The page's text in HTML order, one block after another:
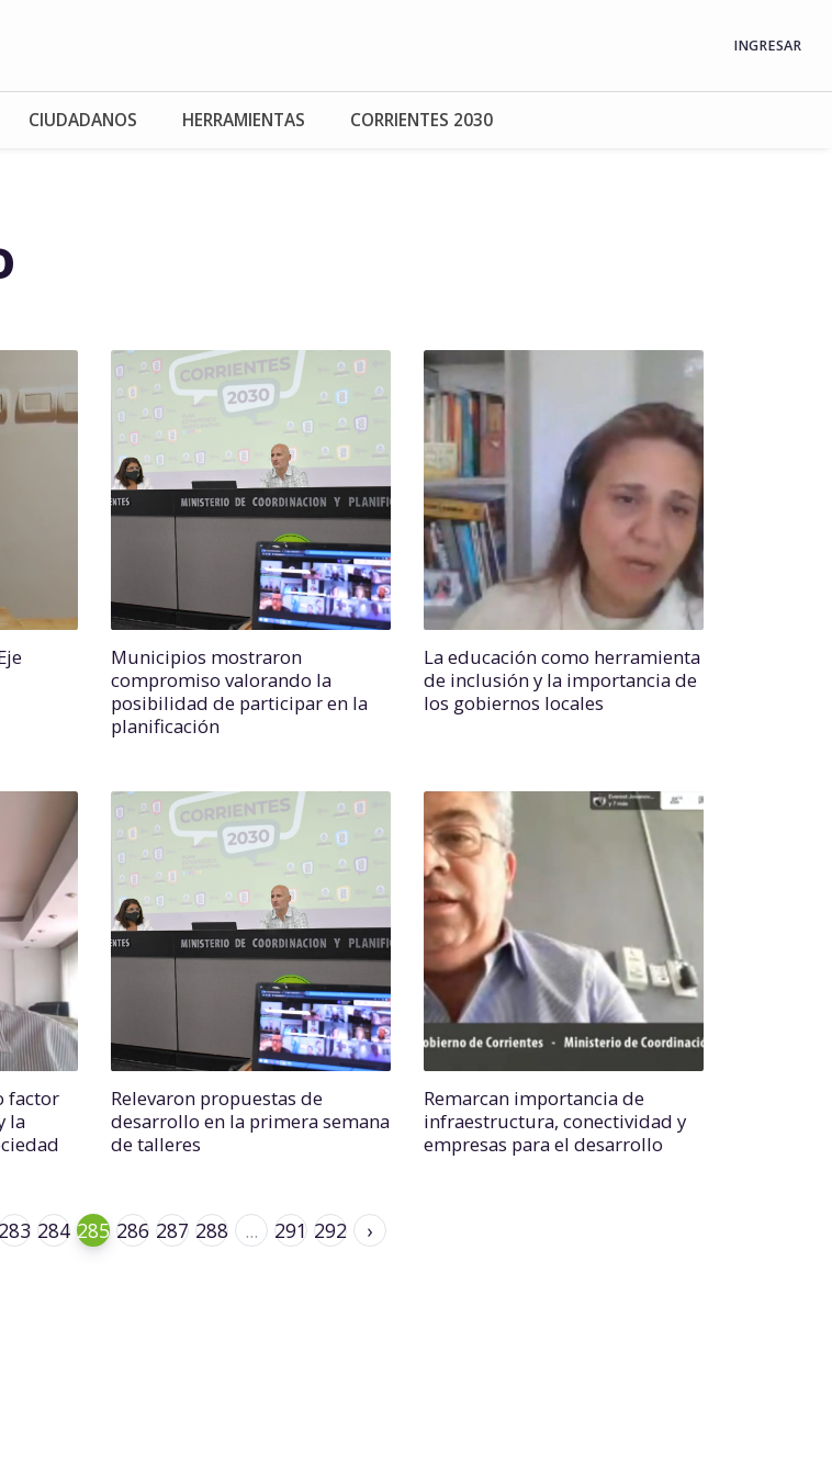
INGRESAR
CIUDADANOS HERRAMIENTAS CORRIENTES 2030
Municipios mostraron
compromiso valorando la
posibilidad de participar en la
planificación
La educación como herramienta
de inclusión y la importancia de
los gobiernos locales
factor
la
Relevaron propuestas de
desarrollo en la primera semana
de talleres
Remarcan importancia de
infraestructura, conectividad y
empresas para el desarrollo
284 285 286 287 288 ... 291 292 ›